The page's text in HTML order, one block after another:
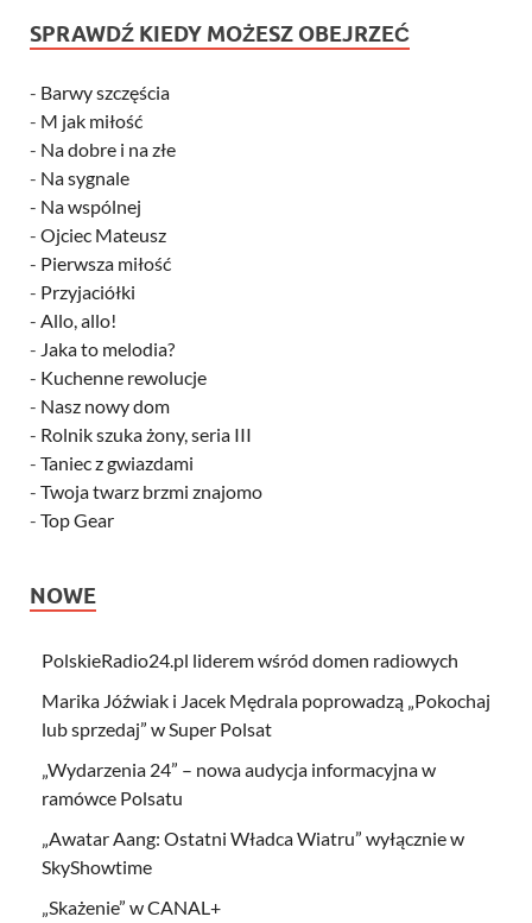
SPRAWDŹ KIEDY MOŻESZ OBEJRZEĆ
- Barwy szczęścia
- M jak miłość
- Na dobre i na złe
- Na sygnale
- Na wspólnej
- Ojciec Mateusz
- Pierwsza miłość
- Przyjaciółki
- Allo, allo!
- Jaka to melodia?
- Kuchenne rewolucje
- Nasz nowy dom
- Rolnik szuka żony, seria III
- Taniec z gwiazdami
- Twoja twarz brzmi znajomo
- Top Gear
NOWE
PolskieRadio24.pl liderem wśród domen radiowych
Marika Jóźwiak i Jacek Mędrala poprowadzą „Pokochaj
lub sprzedaj” w Super Polsat
„Wydarzenia 24” – nowa audycja informacyjna w
ramówce Polsatu
„Awatar Aang: Ostatni Władca Wiatru” wyłącznie w
SkyShowtime
„Skażenie” w CANAL+